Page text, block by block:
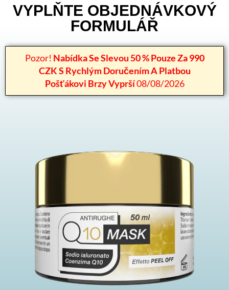
VYPLŇTE OBJEDNÁVKOVÝ
FORMULÁŘ
Pozor! Nabídka Se Slevou 50 % Pouze Za 990
CZK S Rychlým Doručením A Platbou
Pošťákovi Brzy Vyprší08/08/2026